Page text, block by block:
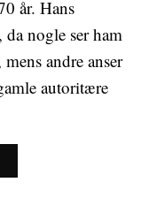
år. Hans
nogle ser ham
andre anser
autoritære